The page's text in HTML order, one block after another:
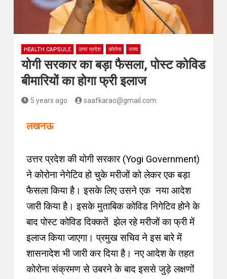
HEALTH CAPSULE उत्तर प्रदेश कोरोना राज्य
योगी सरकार का बड़ा फैसला, पोस्‍ट कोविड
बीमारियों का होगा फ्री इलाज
5 years ago saafkarao@gmail.com
लखनऊ
उत्तर प्रदेश की योगी सरकार (Yogi Government)
ने कोरोना नेगेटिव हो चुके मरीजों को लेकर एक बड़ा
फैसला किया है।इसके लिए उसने एक नया आदेश
जारी किया है। इसके मुताबिक कोविड निगेटिव होने के
बाद पोस्ट कोविड दिक्कतें झेल रहे मरीजों का फ्री में
इलाज किया जाएगा। प्रमुख सचिव ने इस बारे में
शासनादेश भी जारी कर दिया है। नए आदेश के तहत
कोरोना संक्रमण से उबरने के बाद इससे जुड़े लक्षणों